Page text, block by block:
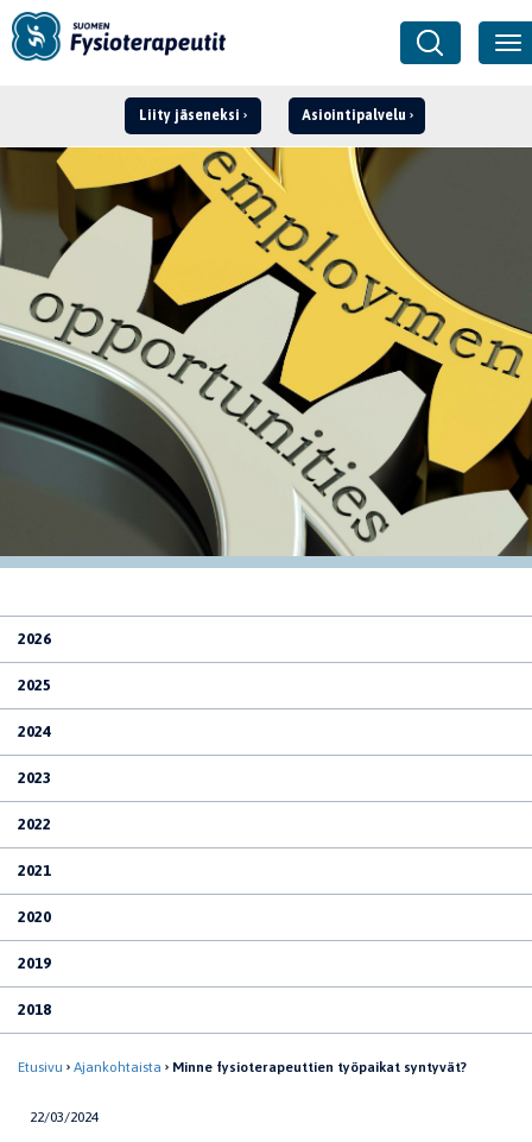
Liity jäseneksi Asiointipalvelu
Kirjaudu ›
2026
2025
2024
2023
2022
2021
2020
2019
2018
Etusivu Ajankohtaista Minne fysioterapeuttien työpaikat syntyvät?
22/03/2024